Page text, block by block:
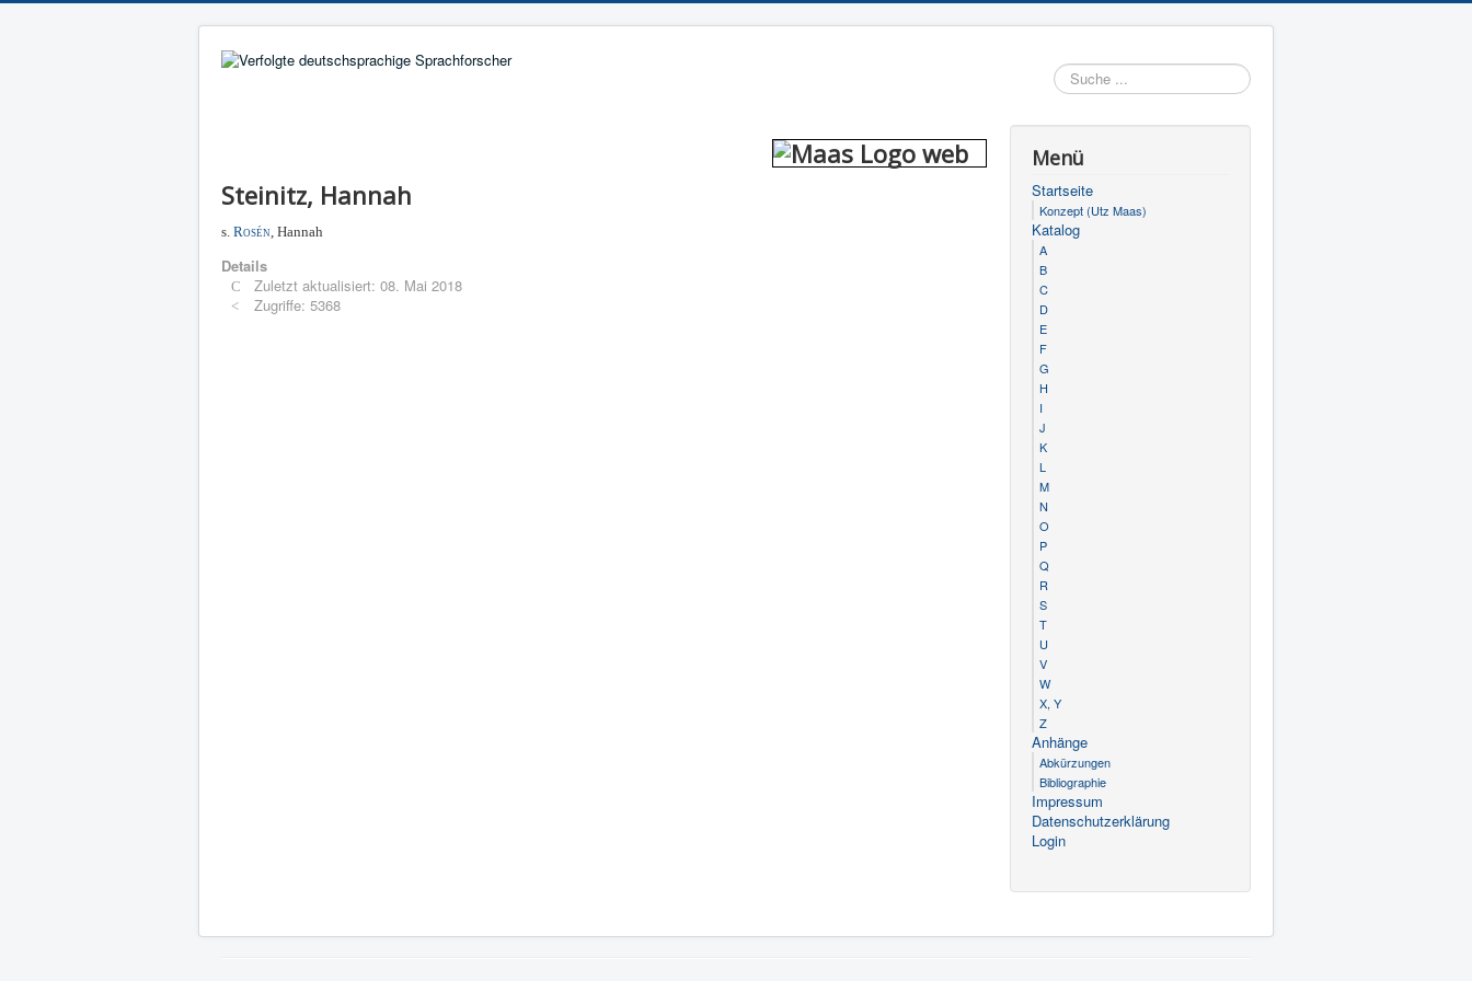
Steinitz, Hannah
s. Rosén, Hannah
Details
Zuletzt aktualisiert: 08. Mai 2018
Zugriffe: 5368
Menü
Startseite
Konzept (Utz Maas)
Katalog
A
B
C
D
E
F
G
H
I
J
K
L
M
N
O
P
Q
R
S
T
U
V
W
X, Y
Z
Anhänge
Abkürzungen
Bibliographie
Impressum
Datenschutzerklärung
Login